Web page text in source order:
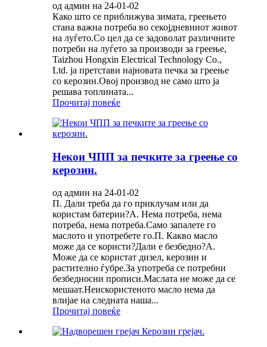
од админ на 24-01-02
Како што се приближува зимата, греењето
стана важна потреба во секојдневниот живот
на луѓето.Со цел да се задоволат различните
потреби на луѓето за производи за греење,
Taizhou Hongxin Electrical Technology Co.,
Ltd. ја претстави најновата печка за греење
со керозин.Овој производ не само што ја
решава топлината...
Прочитај повеќе
Некои ЧПП за печките за греење со
керозин.
од админ на 24-01-02
П. Дали треба да го приклучам или да
користам батерии?A. Нема потреба, нема
потреба, нема потреба.Само запалете го
маслото и употребете го.П. Какво масло
може да се користи?Дали е безбедно?А.
Може да се користат дизел, керозин и
растително ѓубре.За употреба се потребни
безбедносни прописи.Маслата не може да се
мешаат.Неискористеното масло нема да
влијае на следната наша...
Прочитај повеќе